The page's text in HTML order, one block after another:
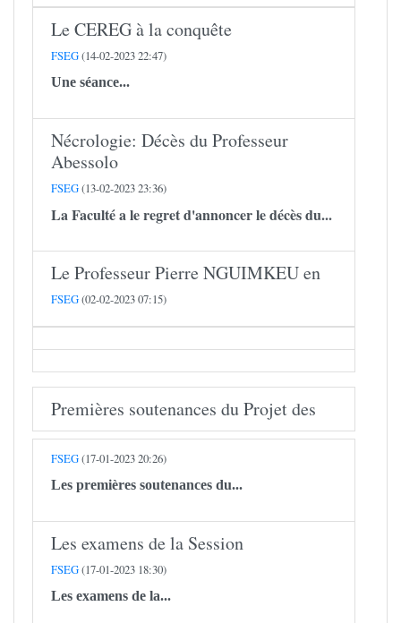
Le CEREG à la conquête
FSEG(14-02-2023 22:47)
Une séance...
Nécrologie: Décès du Professeur
Abessolo
FSEG(13-02-2023 23:36)
La Faculté a le regret d'annoncer le décès du...
Le Professeur Pierre NGUIMKEU en
FSEG(02-02-2023 07:15)
Premières soutenances du Projet des
FSEG(17-01-2023 20:26)
Les premières soutenances du...
Les examens de la Session
FSEG(17-01-2023 18:30)
Les examens de la...